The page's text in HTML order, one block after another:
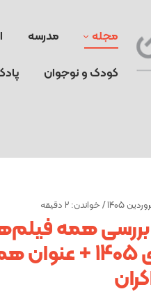
مجله مدرسه
کودک و نوجوان
همه
نوروزی 1405 +